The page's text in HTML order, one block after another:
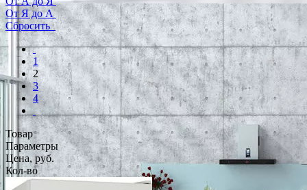
От Я до А
Сбросить
1
2
3
4
Товар
Параметры
Цена, руб.
Кол-во